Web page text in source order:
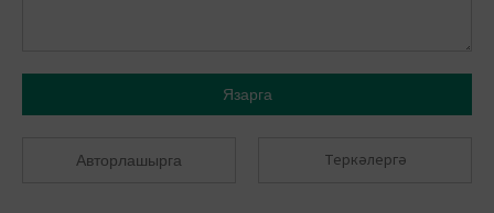
Язарга
Авторлашырга Теркәлергә